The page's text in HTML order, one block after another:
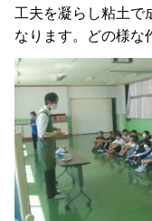
工夫を凝らし粘土で
なります。どの様な